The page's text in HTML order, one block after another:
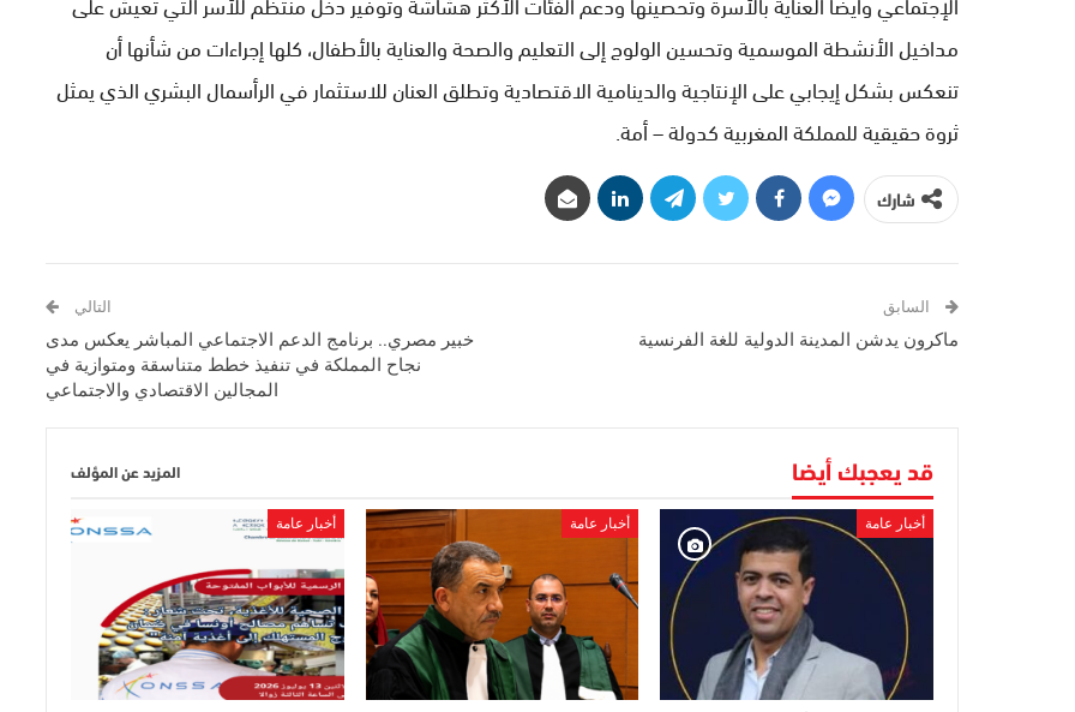
مداخيل الأنشطة الموسمية وتحسين الولوج إلى التعليم والصحة والعناية بالأطفال، كلها إجراءات من شأنها أن
تنعكس بشكل إيجابي على الإنتاجية والدينامية الاقتصادية وتطلق العنان للاستثمار في الرأسمال البشري الذي يمثل
ثروة حقيقية للمملكة المغربية كدولة – أمة.
شارك
السابق
ماكرون يدشن المدينة الدولية للغة الفرنسية
التالي
خبير مصري.. برنامج الدعم الاجتماعي المباشر يعكس مدى
نجاح المملكة في تنفيذ خطط متناسقة ومتوازية في
المجالين الاقتصادي والاجتماعي
قد يعجبك أيضا المزيد عن المؤلف
أخبار عامة أخبار عامة أخبار عامة